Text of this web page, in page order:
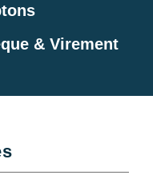
& Virement